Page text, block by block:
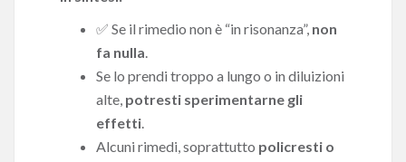
✅ Se il rimedio non è “in risonanza”, non
fa nulla.
Se lo prendi troppo a lungo o in diluizioni
alte, potresti sperimentarne gli
effetti.
Alcuni rimedi, soprattutto policresti o